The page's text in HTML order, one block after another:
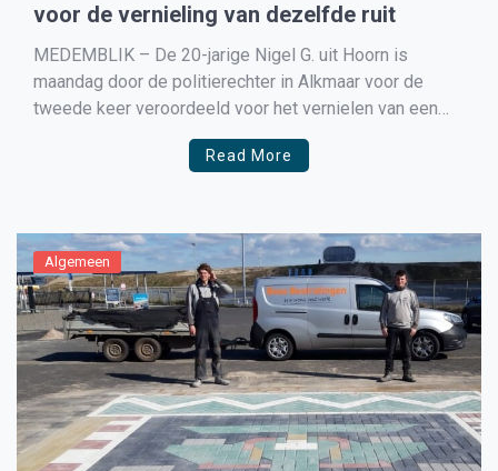
voor de vernieling van dezelfde ruit
MEDEMBLIK – De 20-jarige Nigel G. uit Hoorn is
maandag door de politierechter in Alkmaar voor de
tweede keer veroordeeld voor het vernielen van een
raam. In januari kreeg G. een werkstraf van 30 uur
opgelegd omdat hij het raam van zijn ex-vriendin in
Read More
Algemeen